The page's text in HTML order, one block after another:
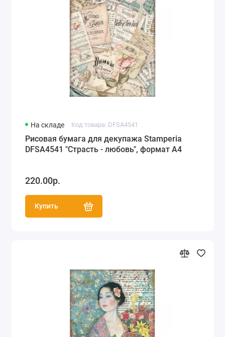
На складе Код товара: DFSA4541
Рисовая бумага для декупажа Stamperia
DFSA4541 "Страсть - любовь", формат А4
220.00р.
Купить